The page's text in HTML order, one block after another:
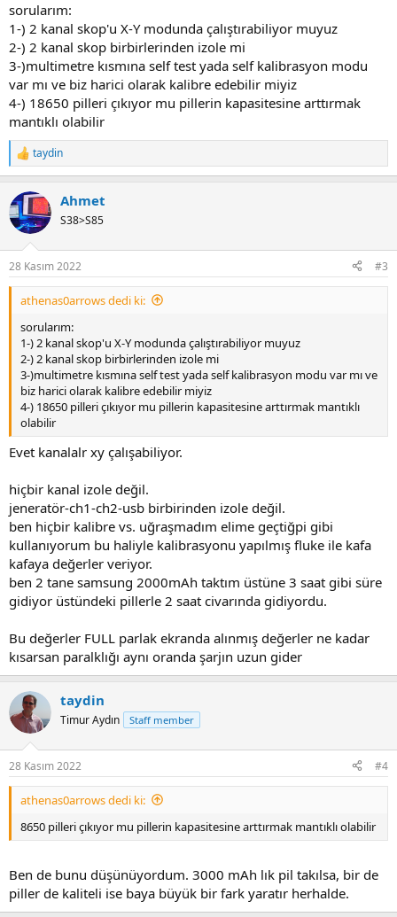
sorularım:
1-) 2 kanal skop'u X-Y modunda çalıştırabiliyor muyuz
2-) 2 kanal skop birbirlerinden izole mi
3-)multimetre kısmına self test yada self kalibrasyon modu
var mı ve biz harici olarak kalibre edebilir miyiz
4-) 18650 pilleri çıkıyor mu pillerin kapasitesine arttırmak
mantıklı olabilir
R
e
c
t
i
s
:
taydin
Ahmet
S38>S85
28 Kasım 2022 #3
athenas0arrows dedi ki:
sorularım:
1-) 2 kanal skop'u X-Y modunda çalıştırabiliyor muyuz
2-) 2 kanal skop birbirlerinden izole mi
3-)multimetre kısmına self test yada self kalibrasyon modu var mı ve
biz harici olarak kalibre edebilir miyiz
4-) 18650 pilleri çıkıyor mu pillerin kapasitesine arttırmak mantıklı
olabilir
Evet kanalalr xy çalışabiliyor.
hiçbir kanal izole değil.
jeneratör-ch1-ch2-usb birbirinden izole değil.
ben hiçbir kalibre vs. uğraşmadım elime geçtiğpi gibi
kullanıyorum bu haliyle kalibrasyonu yapılmış fluke ile kafa
kafaya değerler veriyor.
ben 2 tane samsung 2000mAh taktım üstüne 3 saat gibi süre
gidiyor üstündeki pillerle 2 saat civarında gidiyordu.
Bu değerler FULL parlak ekranda alınmış değerler ne kadar
kısarsan paralklığı aynı oranda şarjın uzun gider
taydin
Timur Aydın Staff member
28 Kasım 2022 #4
athenas0arrows dedi ki:
8650 pilleri çıkıyor mu pillerin kapasitesine arttırmak mantıklı olabilir
Ben de bunu düşünüyordum. 3000 mAh lık pil takılsa, bir de
piller de kaliteli ise baya büyük bir fark yaratır herhalde.